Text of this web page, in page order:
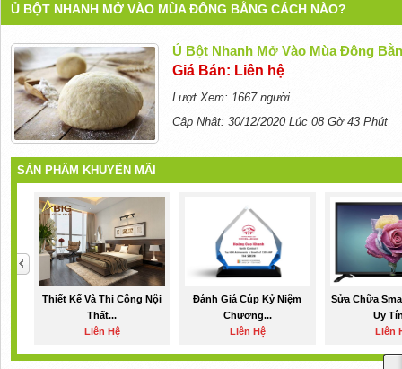
Ủ BỘT NHANH MỞ VÀO MÙA ĐÔNG BẰNG CÁCH NÀO?
Ủ Bột Nhanh Mở Vào Mùa Đông
Giá Bán: Liên hệ
Lượt Xem: 1667 người
Cập Nhật: 30/12/2020 Lúc 08 Gờ 43 Phút
SẢN PHẨM KHUYẾN MÃI
Thiết Kế Và Thi Công Nội
Thất...
Liên Hệ
Đánh Giá Cúp Kỷ Niệm
Chương...
Liên Hệ
Sửa Chữa
Uy
Liên